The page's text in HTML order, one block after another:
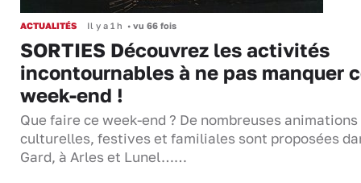
ACTUALITÉS Il y a 1 h • vu 66 fois
SORTIES Découvrez les activités
incontournables à ne pas manquer
week-end !
Que faire ce week-end ? De nombreuses animations
culturelles, festives et familiales sont proposées
Gard, à Arles et Lunel……